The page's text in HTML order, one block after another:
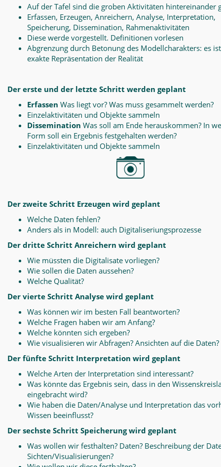
Auf der Tafel sind die groben Aktivitäten hintereinander
Erfassen, Erzeugen, Anreichern, Analyse, Interpretation,
Speicherung, Dissemination, Rahmenaktivitäten
Diese werde vorgestellt. Definitionen vorlesen
Abgrenzung durch Betonung des Modellcharakters: es
exakte Repräsentation der Realität
Der erste und der letzte Schritt werden geplant
Erfassen Was liegt vor? Was muss gesammelt werden?
Einzelaktivitäten und Objekte sammeln
Dissemination Was soll am Ende herauskommen? In
Form soll ein Ergebnis festgehalten werden?
Einzelaktivitäten und Objekte sammeln
Der zweite Schritt Erzeugen wird geplant
Welche Daten fehlen?
Anders als in Modell: auch Digitaliseriungsprozesse
Der dritte Schritt Anreichern wird geplant
Wie müssten die Digitalisate vorliegen?
Wie sollen die Daten aussehen?
Welche Qualität?
Der vierte Schritt Analyse wird geplant
Was können wir im besten Fall beantworten?
Welche Fragen haben wir am Anfang?
Welche könnten sich ergeben?
Wie visualisieren wir Abfragen? Ansichten auf die Daten?
Der fünfte Schritt Interpretation wird geplant
Welche Arten der Interpretation sind interessant?
Was könnte das Ergebnis sein, dass in den
eingebracht wird?
Wie haben die Daten/Analyse und Interpretation das
Wissen beeinflusst?
Der sechste Schritt Speicherung wird geplant
Was wollen wir festhalten? Daten? Beschreibung der
Sichten/Visualisierungen?